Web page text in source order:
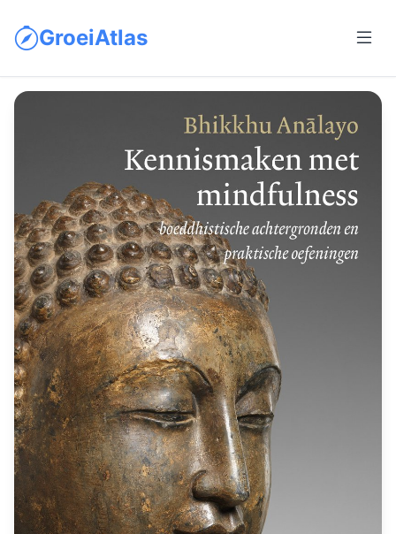
GroeiAtlas